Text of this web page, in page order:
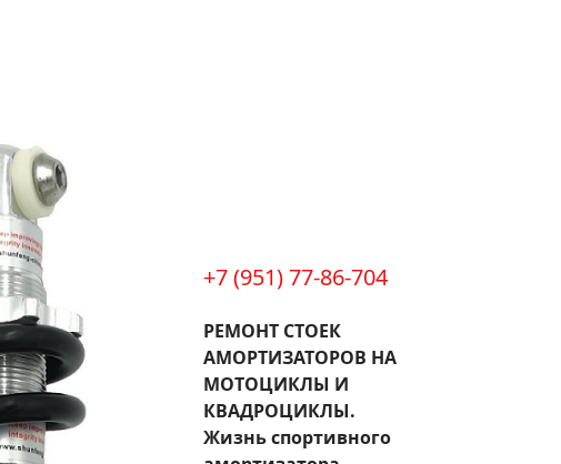
+7 (951) 77-86-704
РЕМОНТ СТОЕК
АМОРТИЗАТОРОВ НА
МОТОЦИКЛЫ И
КВАДРОЦИКЛЫ.
Жизнь спортивного